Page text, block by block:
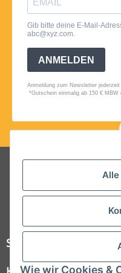
Wie wir Cookies &
Folgt uns
Steelboxx